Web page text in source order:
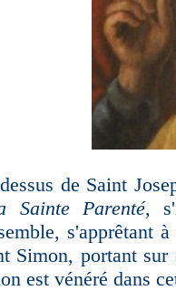
de Saint
Sainte Parenté,
s'apprêtant
Simon, portant
est vénéré dans